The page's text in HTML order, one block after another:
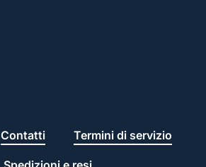
Contatti Termini di servizio